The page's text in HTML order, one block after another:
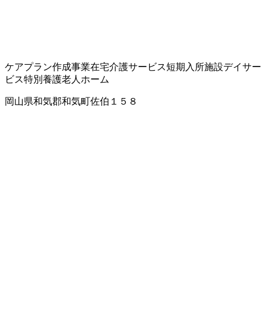
ケアプラン作成事業在宅介護サービス短期入所施設デイサー
ビス特別養護老人ホーム
岡山県和気郡和気町佐伯１５８